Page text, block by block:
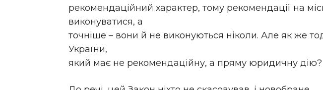
рекомендаційний характер, тому рекомендації на
виконуватися, а
точніше – вони й не виконуються ніколи. Але як же
України,
який має не рекомендаційну, а пряму юридичну дію?